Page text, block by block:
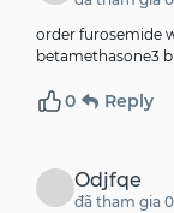
order furosemide
betamethasone3
0 Reply
Odjfqe
đã tham gia